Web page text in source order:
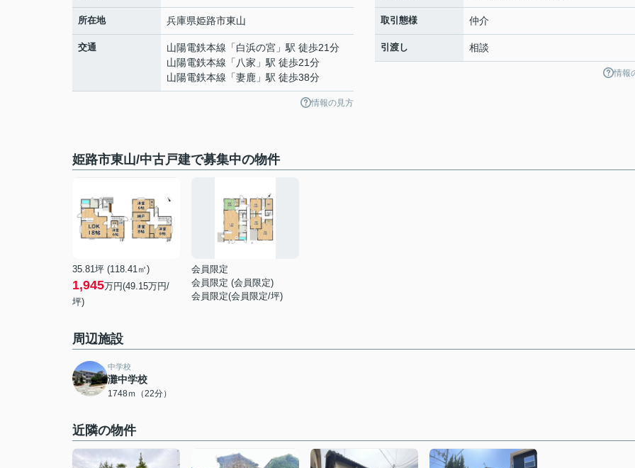
所在地 兵庫県姫路市東山
交通 山陽電鉄本線 「白浜の宮 」駅 徒歩21分
山陽電鉄本線 「 八家 」駅 徒歩21分
山陽電鉄本線 「妻鹿 」駅 徒歩38分
情報の見方
取引態様 仲介
引渡し 相談
情報
姫路市東山/中古戸建で募集中の物件
35.81坪 (118.41㎡)
1,945万円(49.15万円/
坪)
会員限定
会員限定 (会員限定)
会員限定(会員限定/坪)
周辺施設
中学校
灘中学校
1748ｍ（22分）
近隣の物件